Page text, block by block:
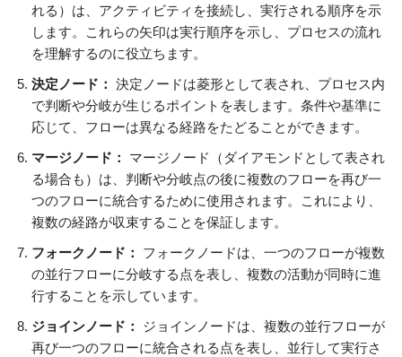
れる）は、アクティビティを接続し、実行される順序を示
します。これらの矢印は実行順序を示し、プロセスの流れ
を理解するのに役立ちます。
決定ノード： 決定ノードは菱形として表され、プロセス内
で判断や分岐が生じるポイントを表します。条件や基準に
応じて、フローは異なる経路をたどることができます。
マージノード：
マージノード（ダイアモンドとして表され
る場合も）は、判断や分岐点の後に複数のフローを再び一
つのフローに統合するために使用されます。これにより、
複数の経路が収束することを保証します。
フォークノード：
フォークノードは、一つのフローが複数
の並行フローに分岐する点を表し、複数の活動が同時に進
行することを示しています。
ジョインノード：
ジョインノードは、複数の並行フローが
再び一つのフローに統合される点を表し、並行して実行さ